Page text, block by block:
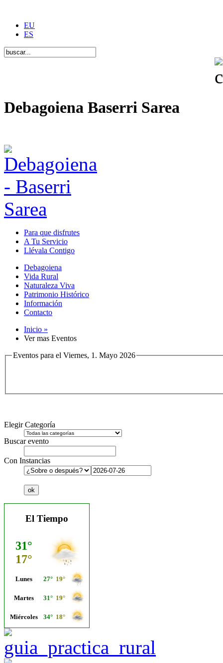
EU
ES
Debagoiena Baserri Sarea
Para que disfrutes
A Tu Servicio
Llévala Contigo
Debagoiena
Vida Rural
Naturaleza Viva
Patrimonio Histórico
Información
Contacto
Inicio »
Ver mas Eventos
Eventos para el Viernes, 1. Mayo 2026
Elegir Categoría
Buscar evento
Con Instancias
El Tiempo